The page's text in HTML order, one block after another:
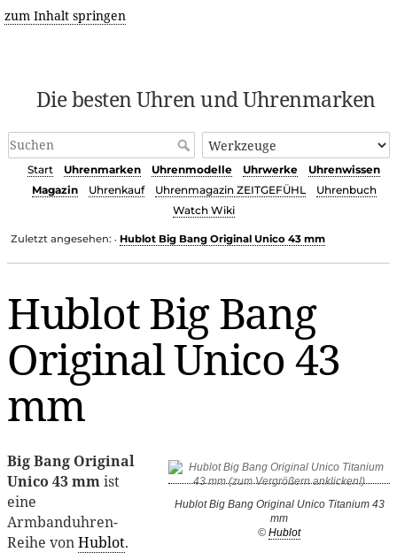
zum Inhalt springen
Die besten Uhren und Uhrenmarken
Start Uhrenmarken Uhrenmodelle Uhrwerke
Uhrenwissen
Magazin
Uhrenkauf Uhrenmagazin ZEITGEFÜHL
Uhrenbuch
Watch Wiki
Zuletzt angesehen: • Hublot Big Bang Original Unico 43 mm
Hublot Big Bang
Original Unico 43
mm
Hublot Big Bang Original Unico Titanium 43
mm
© Hublot
Big Bang Original
Unico 43 mmist
eine
Armbanduhren-
Reihe vonHublot.